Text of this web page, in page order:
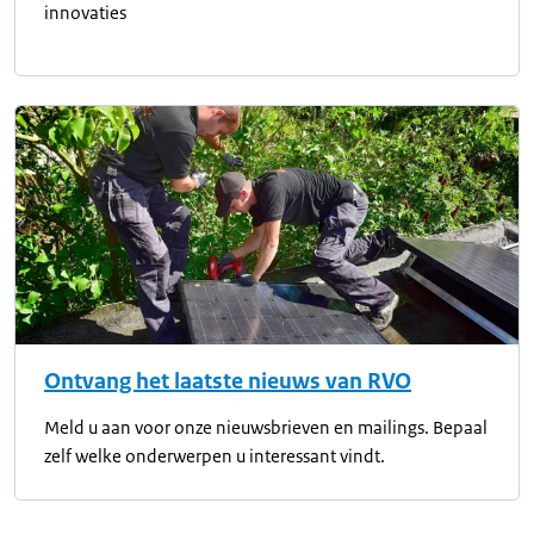
innovaties
Ontvang het laatste nieuws van RVO
Meld u aan voor onze nieuwsbrieven en mailings. Bepaal
zelf welke onderwerpen u interessant vindt.